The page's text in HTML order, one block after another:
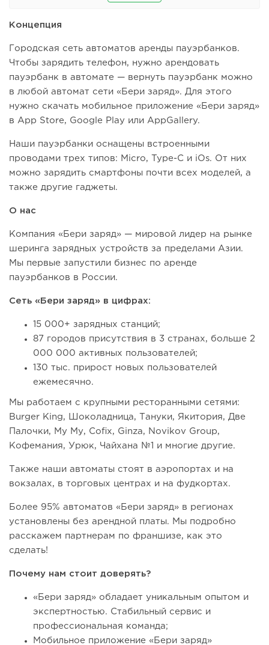
Концепция
Городская сеть автоматов аренды пауэрбанков.
Чтобы зарядить телефон, нужно арендовать
пауэрбанк в автомате — вернуть пауэрбанк можно
в любой автомат сети «Бери заряд». Для этого
нужно скачать мобильное приложение «Бери заряд»
в App Store, Google Play или AppGallery.
Наши пауэрбанки оснащены встроенными
проводами трех типов: Micro, Type-C и iOs. От них
можно зарядить смартфоны почти всех моделей, а
также другие гаджеты.
О нас
Компания «Бери заряд» — мировой лидер на рынке
шеринга зарядных устройств за пределами Азии.
Мы первые запустили бизнес по аренде
пауэрбанков в России.
Сеть «Бери заряд» в цифрах:
15 000+ зарядных станций;
87 городов присутствия в 3 странах, больше 2
000 000 активных пользователей;
130 тыс. прирост новых пользователей
ежемесячно.
Мы работаем с крупными ресторанными сетями:
Burger King, Шоколадница, Тануки, Якитория, Две
Палочки, Му Му, Cofix, Ginza, Novikov Group,
Кофемания, Урюк, Чайхана №1 и многие другие.
Также наши автоматы стоят в аэропортах и на
вокзалах, в торговых центрах и на фудкортах.
Более 95% автоматов «Бери заряд» в регионах
установлены без арендной платы. Мы подробно
расскажем партнерам по франшизе, как это
сделать!
Почему нам стоит доверять?
«Бери заряд» обладает уникальным опытом и
экспертностью. Стабильный сервис и
профессиональная команда;
Мобильное приложение «Бери заряд»